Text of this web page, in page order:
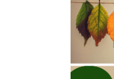
de